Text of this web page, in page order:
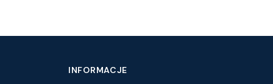
INFORMACJE